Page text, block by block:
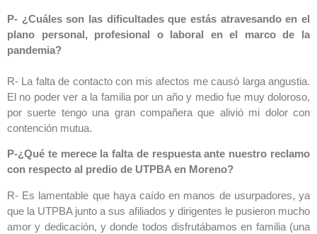
P- ¿Cuáles son las dificultades que estás atravesando en el
plano personal, profesional o laboral en el marco de la
pandemia?
R- La falta de contacto con mis afectos me causó larga angustia.
El no poder ver a la familia por un año y medio fue muy doloroso,
por suerte tengo una gran compañera que alivió mi dolor con
contención mutua.
P-¿Qué te merece la falta de respuesta ante nuestro reclamo
con respecto al predio de UTPBA en Moreno?
R- Es lamentable que haya caído en manos de usurpadores, ya
que la UTPBA junto a sus afiliados y dirigentes le pusieron mucho
amor y dedicación, y donde todos disfrutábamos en familia (una